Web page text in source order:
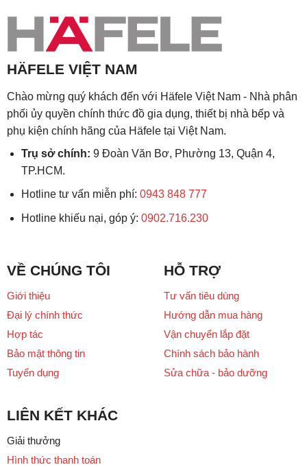
HÄFELE VIỆT NAM
Chào mừng quý khách đến với Häfele Việt Nam - Nhà phân
phối ủy quyền chính thức đồ gia dụng, thiết bị nhà bếp và
phụ kiện chính hãng của Häfele tại Việt Nam.
Trụ sở chính: 9 Đoàn Văn Bơ, Phường 13, Quận 4,
TP.HCM.
Hotline tư vấn miễn phí: 0943 848 777
Hotline khiếu nại, góp ý: 0902.716.230
VỀ CHÚNG TÔI
Giới thiệu
Đại lý chính thức
Hợp tác
Bảo mật thông tin
Tuyển dụng
HỖ TRỢ
Tư vấn tiêu dùng
Hướng dẫn mua hàng
Vận chuyển lắp đặt
Chính sách bảo hành
Sửa chữa - bảo dưỡng
LIÊN KẾT KHÁC
Giải thưởng
Hình thức thanh toán